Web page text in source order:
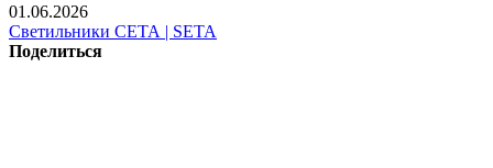
01.06.2026
Светильники СЕТА | SETA
Поделиться